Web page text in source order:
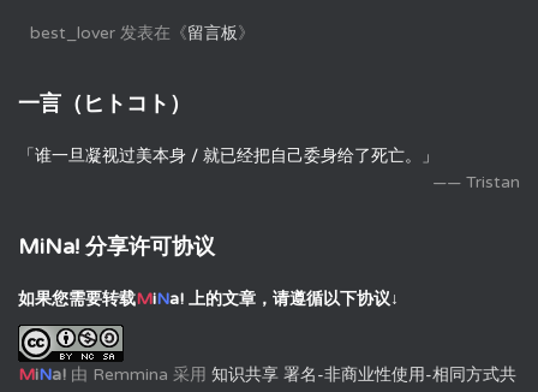
best_lover 发表在《留言板》
一言（ヒトコト）
「谁一旦凝视过美本身 / 就已经把自己委身给了死亡。」
—— Tristan
MiNa! 分享许可协议
如果您需要转载MiNa! 上的文章，请遵循以下协议↓
MiNa! 由 Remmina 采用 知识共享 署名-非商业性使用-相同方式共